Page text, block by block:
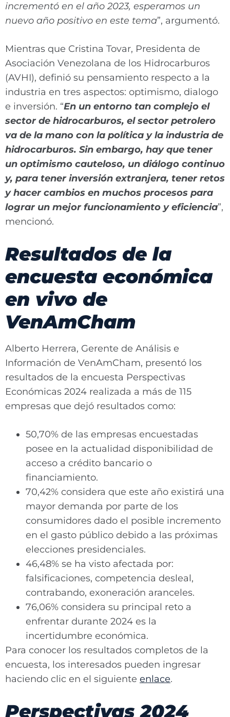
incrementó en el año 2023, esperamos un
nuevo año positivo en este tema”, argumentó.
Mientras que Cristina Tovar, Presidenta de
Asociación Venezolana de los Hidrocarburos
(AVHI), definió su pensamiento respecto a la
industria en tres aspectos: optimismo, dialogo
e inversión. “En un entorno tan complejo el
sector de hidrocarburos, el sector petrolero
va de la mano con la política y la industria de
hidrocarburos. Sin embargo, hay que tener
un optimismo cauteloso, un diálogo continuo
y, para tener inversión extranjera, tener retos
y hacer cambios en muchos procesos para
lograr un mejor funcionamiento y eficiencia”,
mencionó.
Resultados de la
encuesta económica
en vivo de
VenAmCham
Alberto Herrera, Gerente de Análisis e
Información de VenAmCham, presentó los
resultados de la encuesta Perspectivas
Económicas 2024 realizada a más de 115
empresas que dejó resultados como:
50,70% de las empresas encuestadas
posee en la actualidad disponibilidad de
acceso a crédito bancario o
financiamiento.
70,42% considera que este año existirá una
mayor demanda por parte de los
consumidores dado el posible incremento
en el gasto público debido a las próximas
elecciones presidenciales.
46,48% se ha visto afectada por:
falsificaciones, competencia desleal,
contrabando, exoneración aranceles.
76,06% considera su principal reto a
enfrentar durante 2024 es la
incertidumbre económica.
Para conocer los resultados completos de la
encuesta, los interesados pueden ingresar
haciendo clic en el siguiente enlace.
Perspectivas 2024